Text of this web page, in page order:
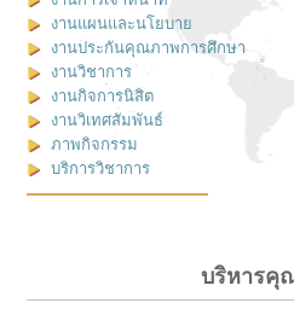
งานแผนและนโยบาย
งานประกันคุณภาพการศึกษา
งานวิชาการ
งานกิจการนิสิต
งานวิเทศสัมพันธ์
ภาพกิจกรรม
บริการวิชาการ
บริหารคุ